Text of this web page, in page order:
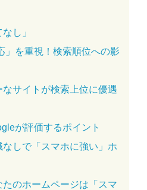
し」
」を重視！検索順位への影
サイトが検索上位に優遇
が評価するポイント
しで「スマホに強い」ホ
のホームページは「スマ